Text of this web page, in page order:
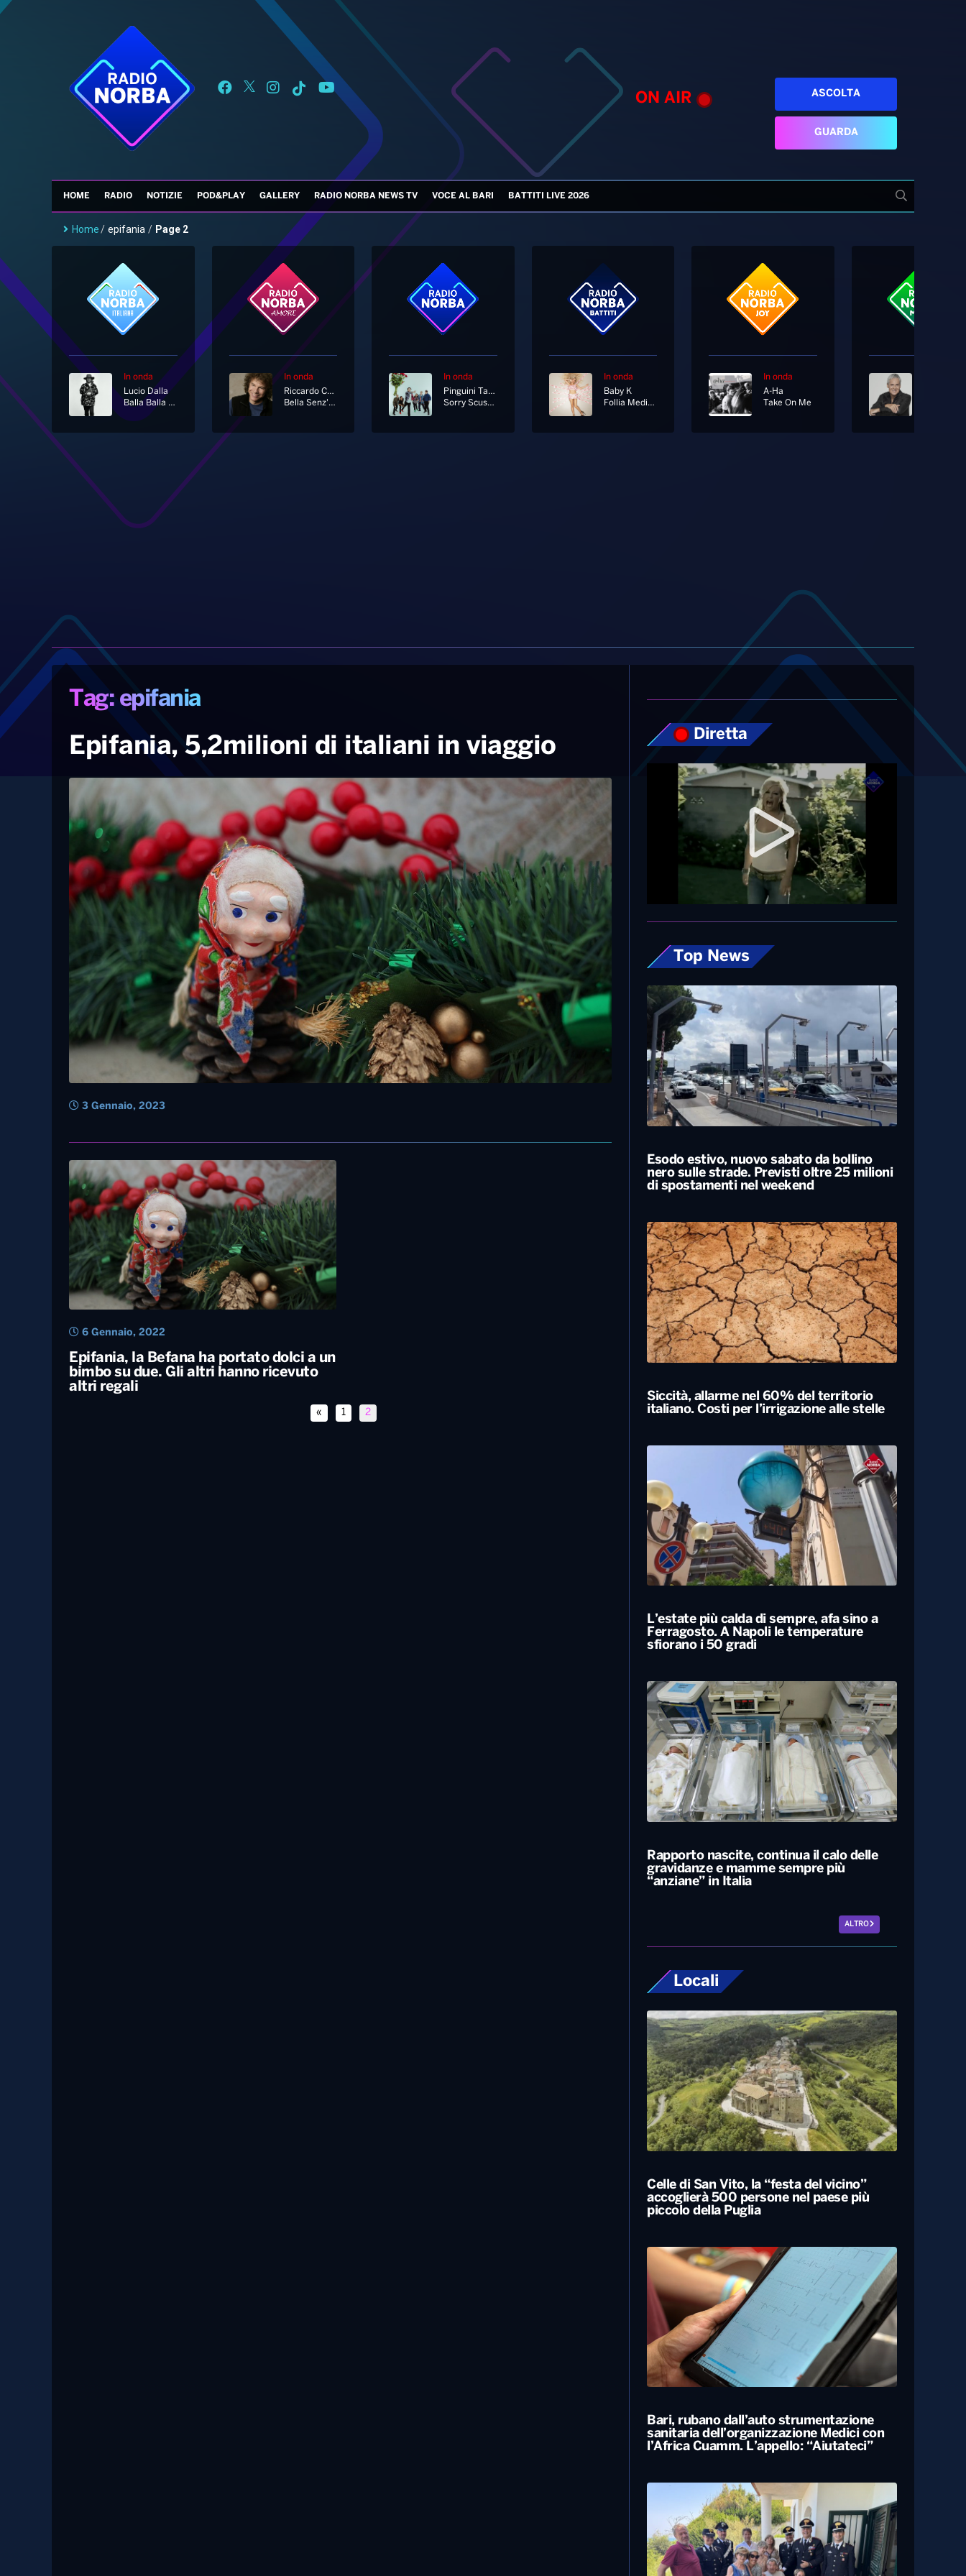
ON AIR ASCOLTA
GUARDA
HOME RADIO NOTIZIE POD&PLAY GALLERY RADIO NORBA NEWS TV VOCE AL BARI BATTITI LIVE 2026
Home/ epifania / Page 2
In onda
Lucio Dalla
Balla Balla Ballerino
In onda
Riccardo Cocciante
Bella Senz'anima
In onda
Pinguini Tattici Nucleari
Sorry Scusa Lo Siento
In onda
Baby K
Follia Mediterranea
In onda
A-Ha
Take On Me
Tag: epifania
Epifania, 5,2milioni di italiani in viaggio
3 Gennaio, 2023
Epifania, la Befana ha portato dolci a un
bimbo su due. Gli altri hanno ricevuto
altri regali
6 Gennaio, 2022
« 1 2
Diretta
Top News
Esodo estivo, nuovo sabato da bollino
nero sulle strade. Previsti oltre 25 milioni
di spostamenti nel weekend
Siccità, allarme nel 60% del territorio
italiano. Costi per l’irrigazione alle stelle
L’estate più calda di sempre, afa sino a
Ferragosto. A Napoli le temperature
sfiorano i 50 gradi
Rapporto nascite, continua il calo delle
gravidanze e mamme sempre più
“anziane” in Italia
ALTRO
Locali
Celle di San Vito, la “festa del vicino”
accoglierà 500 persone nel paese più
piccolo della Puglia
Bari, rubano dall’auto strumentazione
sanitaria dell’organizzazione Medici con
l’Africa Cuamm. L’appello: “Aiutateci”